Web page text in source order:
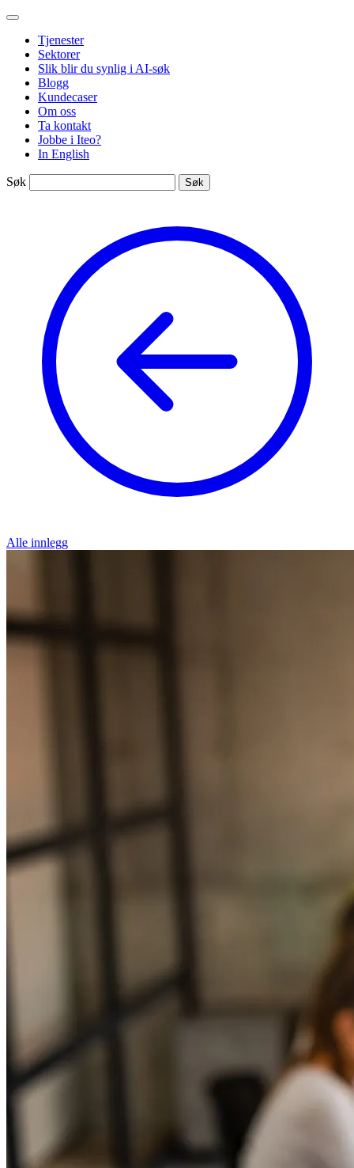
Gå
innhold
Iteo
Tjenester
Sektorer
Slik blir du synlig i AI-søk
Blogg
Kundecaser
Om oss
Ta kontakt
Jobbe i Iteo?
In English
Søk
Alle innlegg